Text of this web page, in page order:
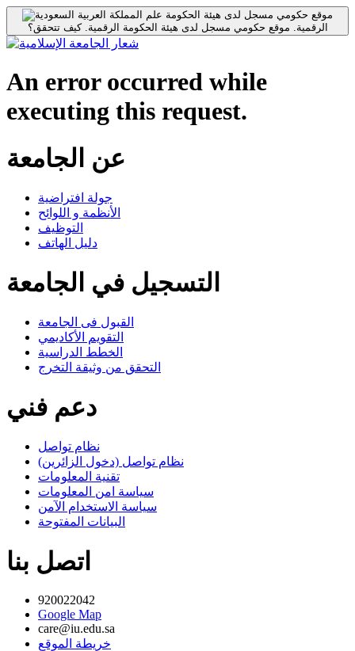
موقع حكومي مسجل لدى هيئة الحكومة
الرقمية. موقع حكومي مسجل لدى هيئة الحكومة الرقمية.كيف تتحقق؟
An error occurred while
executing this request.
عن الجامعة
جولة افتراضية
الأنظمة و اللوائح
التوظيف
دليل الهاتف
التسجيل في الجامعة
القبول فى الجامعة
التقويم الأكاديمي
الخطط الدراسية
التحقق من وثيقة التخرج
دعم فني
نظام تواصل
نظام تواصل (دخول الزائرين)
تقنية المعلومات
سياسة امن المعلومات
سياسة الاستخدام الآمن
البيانات المفتوحة
اتصل بنا
920022042
Google Map
care@iu.edu.sa
خريطة الموقع